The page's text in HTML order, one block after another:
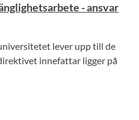
- ansvar
lever upp till de
innefattar ligger på